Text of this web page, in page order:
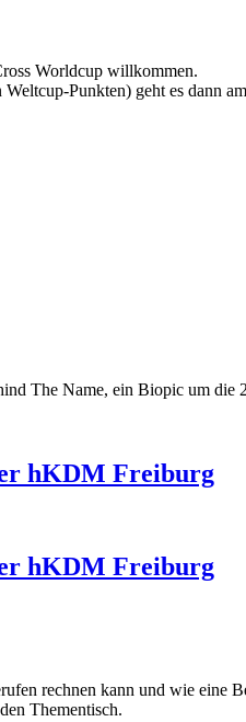
Worldcup willkommen.
Punkten) geht es dann
The Name, ein Biopic um die
hKDM Freiburg
hKDM Freiburg
rechnen kann und wie eine
Thementisch.